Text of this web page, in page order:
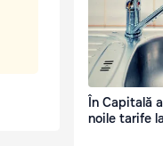
În Capitală
noile tarife